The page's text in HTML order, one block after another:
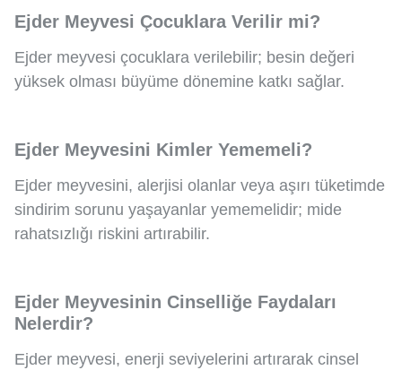
Ejder Meyvesi Çocuklara Verilir mi?
Ejder meyvesi çocuklara verilebilir; besin değeri
yüksek olması büyüme dönemine katkı sağlar.
Ejder Meyvesini Kimler Yememeli?
Ejder meyvesini, alerjisi olanlar veya aşırı tüketimde
sindirim sorunu yaşayanlar yememelidir; mide
rahatsızlığı riskini artırabilir.
Ejder Meyvesinin Cinselliğe Faydaları
Nelerdir?
Ejder meyvesi, enerji seviyelerini artırarak cinsel